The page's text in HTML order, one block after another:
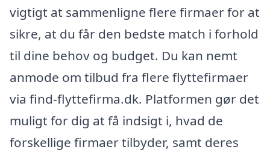
vigtigt at sammenligne flere firmaer for at
sikre, at du får den bedste match i forhold
til dine behov og budget. Du kan nemt
anmode om tilbud fra flere flyttefirmaer
via find-flyttefirma.dk. Platformen gør det
muligt for dig at få indsigt i, hvad de
forskellige firmaer tilbyder, samt deres